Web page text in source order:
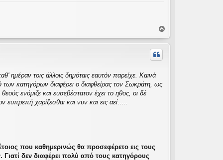
ο
ρ
ημέραν τοις άλλοις δημόταις εαυτόν παρείχε. Καινά
των κατηγόρων διαφέρει ο διαφθείρας τον Σωκράτη, ως
ενόμιζε και ευσεβέστατον έχει το ηθος, οι δέ
ευπρεπή χαρίζεσθαι και νυν και εις αεί.....
που καθημερινώς θα προσεφέρετο εις τους
Γιατί δεν διαφέρει πολύ από τους κατηγόρους